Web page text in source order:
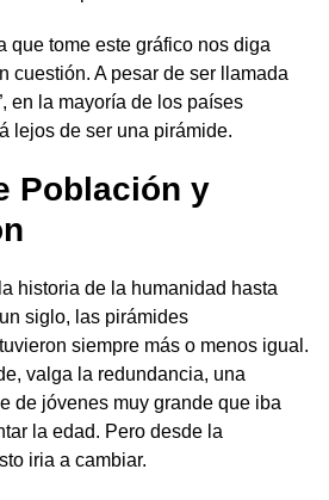
que tome este gráfico nos diga
cuestión. A pesar de ser llamada
en la mayoría de los países
lejos de ser una pirámide.
Población y
historia de la humanidad hasta
siglo, las pirámides
siempre más o menos igual.
valga la redundancia, una
de jóvenes muy grande que iba
la edad. Pero desde la
iria a cambiar.